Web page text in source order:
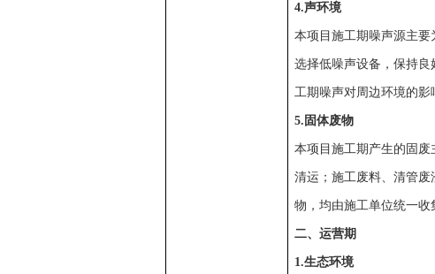
4.声环境
本项目施工期噪声源主要
选择低噪声设备，保持
工期噪声对周边环境的影
5.固体废物
本项目施工期产生的固
清运；施工废料、清管
物，均由施工单位统一收
二、运营期
1.生态环境